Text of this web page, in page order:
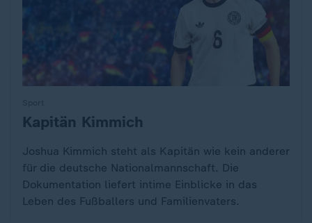
:Kapitän Kimmich
Joshua Kimmich steht als Kapitän wie kein anderer
für die deutsche Nationalmannschaft. Die
Dokumentation liefert intime Einblicke in das
Leben des Fußballers und Familienvaters.